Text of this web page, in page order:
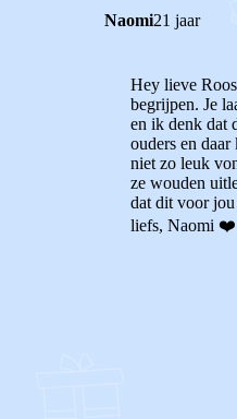
Naomi21 jaar
Hey lieve
begrijpen. Je
en ik denk dat
ouders en
niet zo leuk
ze wouden
dat dit voor jou
liefs, Naomi ❤️